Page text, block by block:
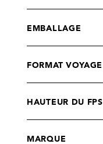
EMBALLAGE
FORMAT VOYAGE
HAUTEUR DU FPS
MARQUE